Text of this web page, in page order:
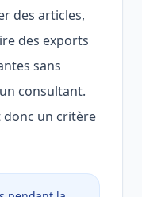
des articles,
des exports
sans
consultant.
donc un critère